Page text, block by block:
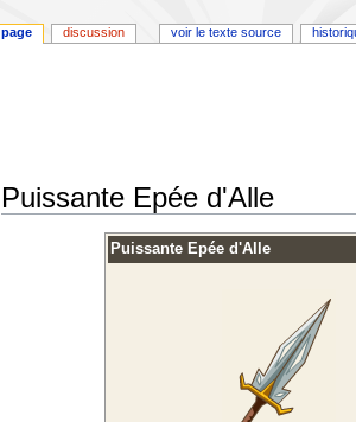
Puissante Epée d'Alle
Puissante Epée d'Alle
page discussion voir le texte source